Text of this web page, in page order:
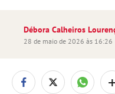
Débora Calheiros
28 de maio de 2026 às 16:26